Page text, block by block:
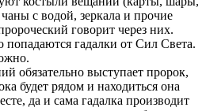
с водой, зеркала и прочие
говорит через них.
попадаются гадалки от Сил Света.
обязательно выступает пророк,
будет рядом и находиться она
да и сама гадалка производит